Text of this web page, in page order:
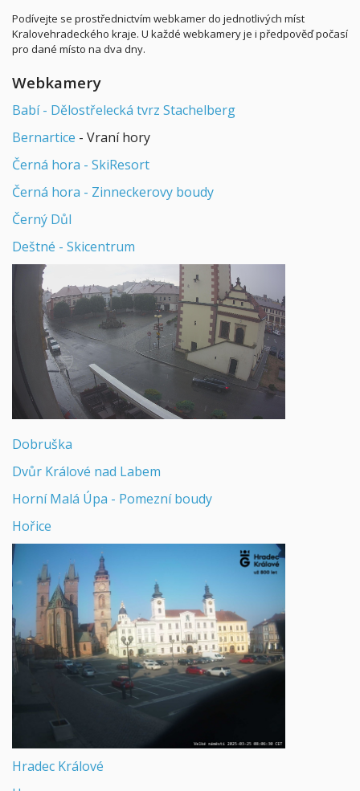
Podívejte se prostřednictvím webkamer do jednotlivých míst
Kralovehradeckého kraje. U každé webkamery je i předpověď počasí
pro dané místo na dva dny.
Webkamery
Babí - Dělostřelecká tvrz Stachelberg
Bernartice - Vraní hory
Černá hora - SkiResort
Černá hora - Zinneckerovy boudy
Černý Důl
Deštné - Skicentrum
Dobruška
Dvůr Králové nad Labem
Horní Malá Úpa - Pomezní boudy
Hořice
Hradec Králové